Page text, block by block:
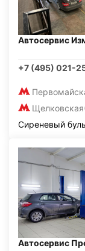
Автосервис
+7 (495) 021-
Щелковская
Сиреневый
Автосервис